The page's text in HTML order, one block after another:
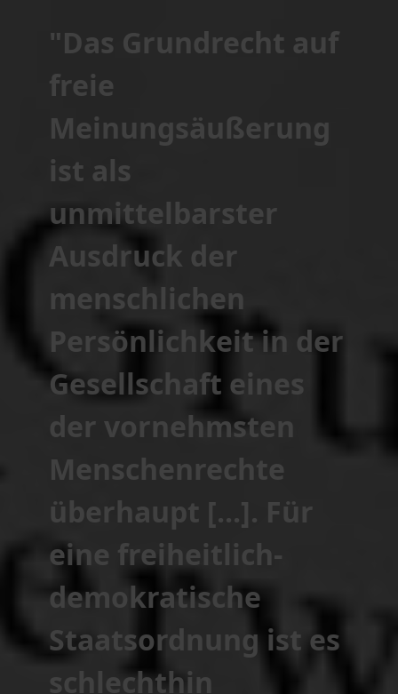
"Das Grundrecht auf
freie
Meinungsäußerung
ist als
unmittelbarster
Ausdruck der
menschlichen
Persönlichkeit in der
Gesellschaft eines
der vornehmsten
Menschenrechte
überhaupt [...]. Für
eine freiheitlich-
demokratische
Staatsordnung ist es
schlechthin